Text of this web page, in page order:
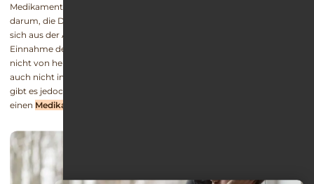
Medikamenten wie
darum, die Dosis ein wenig zu reduzieren. Die einzige Möglichkeit,
sich aus der Abhängigkeit zu befreien, besteht darin, gänzlich auf die
Einnahme der Tabletten zu verzichten. Das funktioniert allerdings
nicht von heute auf morgen und bei den allermeisten Suchtpatienten
auch nicht in Eigenregie. Wie bei allen Abhängigkeitserkrankungen
gibt es jedoch grundsätzlich zwei Möglichkeiten für
einen Medikamentenentzug